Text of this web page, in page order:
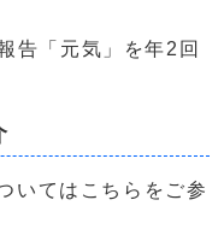
告「元気」を年2回
いてはこちらをご参